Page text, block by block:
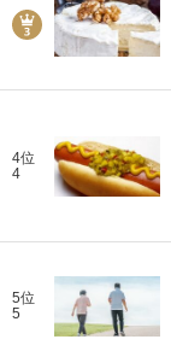
4位
4
5位
5